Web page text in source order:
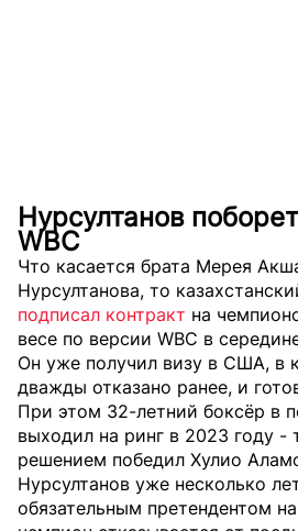
Нурсултанов
WBC
Что касается брата Мерея
Нурсултанова, то
подписал контракт на
весе по версии WBC в
Он уже получил визу в США, в
дважды отказано ранее, и
При этом 32-летний боксёр в
выходил на ринг в 2023 году -
решением победил Хулио
Нурсултанов уже несколько
обязательным претендентом